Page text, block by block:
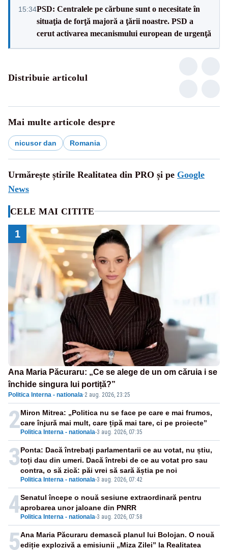
15:34PSD: Centralele pe cărbune sunt o necesitate în
situaţia de forţă majoră a ţării noastre. PSD a
cerut activarea mecanismului european de urgenţă
Distribuie articolul
Mai multe articole despre
nicusor dan Romania
Urmărește știrile Realitatea din PRO și pe Google
News
CELE MAI CITITE
1
Ana Maria Păcuraru: „Ce se alege de un om căruia i se
închide singura lui portiță?”
Politica Interna - nationala·2 aug. 2026, 23:25
2 Politica Interna - nationala-3 aug. 2026, 07:35
Miron Mitrea: „Politica nu se face pe care e mai frumos,
care înjură mai mult, care țipă mai tare, ci pe proiecte”
3
Politica Interna - nationala-3 aug. 2026, 07:42
Ponta: Dacă întrebați parlamentarii ce au votat, nu știu,
toți dau din umeri. Dacă întrebi de ce au votat pro sau
contra, o să zică: păi vrei să sară ăștia pe noi
4 Politica Interna - nationala-3 aug. 2026, 07:58
Senatul începe o nouă sesiune extraordinară pentru
aprobarea unor jaloane din PNRR
5Ana Maria Păcuraru demască planul lui Bolojan. O nouă
ediție explozivă a emisiunii „Miza Zilei” la Realitatea